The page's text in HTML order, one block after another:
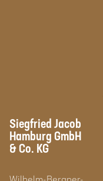
Siegfried Jacob
Hamburg GmbH
& Co. KG